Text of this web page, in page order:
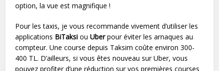
option, la vue est magnifique !
Pour les taxis, je vous recommande vivement d’utiliser les
applications BiTaksi ouUberpour éviter les arnaques au
compteur. Une course depuis Taksim coûte environ 300-
400 TL. D’ailleurs, si vous êtes nouveau sur Uber, vous
pouvez profiter d’une réduction sur vos premières courses